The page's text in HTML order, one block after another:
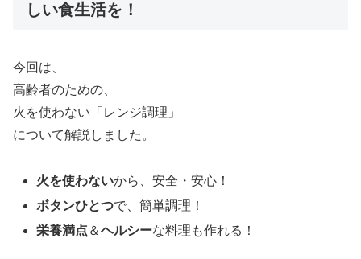
しい食生活を！
今回は、
高齢者のための、
火を使わない「レンジ調理」
について解説しました。
火を使わないから、安全・安心！
ボタンひとつで、簡単調理！
栄養満点 ＆ヘルシーな料理も作れる！